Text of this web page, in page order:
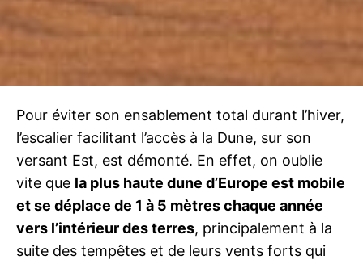
Pour éviter son ensablement total durant l’hiver,
l’escalier facilitant l’accès à la Dune, sur son
versant Est, est démonté. En effet, on oublie
vite que la plus haute dune d’Europe est mobile
et se déplace de 1 à 5 mètres chaque année
vers l’intérieur des terres, principalement à la
suite des tempêtes et de leurs vents forts qui